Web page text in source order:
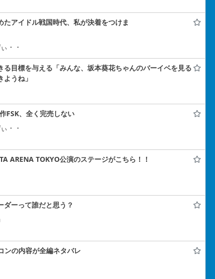
アイドル戦国時代、私が決着をつけま
・・
る目標を与える「みんな、坂本葵花ちゃんのバーイベを見る
うね」
FSK、全く完売しない
・・
ARENA TOKYO公演のステージがこちら！！
ダーって誰だと思う？
ンの内容が全編ネタバレ